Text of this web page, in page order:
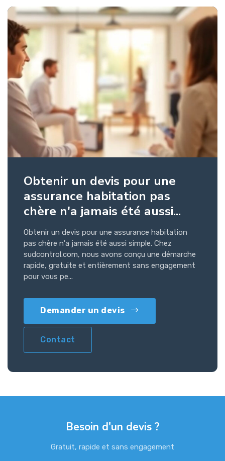
Obtenir un devis pour une
assurance habitation pas
chère n'a jamais été aussi...
Obtenir un devis pour une assurance habitation
pas chère n'a jamais été aussi simple. Chez
sudcontrol.com, nous avons conçu une démarche
rapide, gratuite et entièrement sans engagement
pour vous pe...
Demander un devis
Contact
Besoin d'un devis ?
Gratuit, rapide et sans engagement